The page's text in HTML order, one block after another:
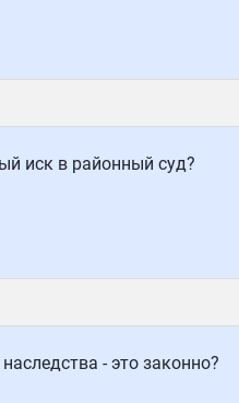
иск в районный суд?
- это законно?